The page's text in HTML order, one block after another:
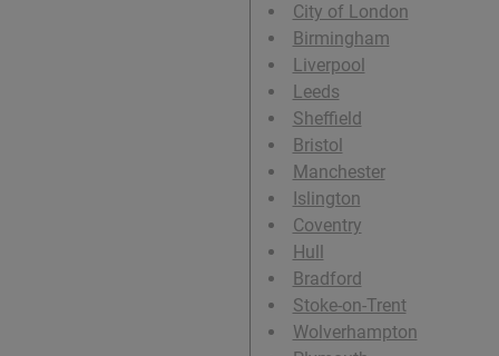
City of London
Birmingham
Liverpool
Leeds
Sheffield
Bristol
Manchester
Islington
Coventry
Hull
Bradford
Stoke-on-Trent
Wolverhampton